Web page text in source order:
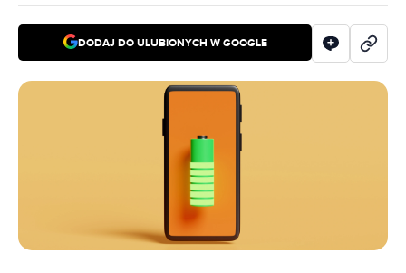
DODAJ DO ULUBIONYCH W GOOGLE